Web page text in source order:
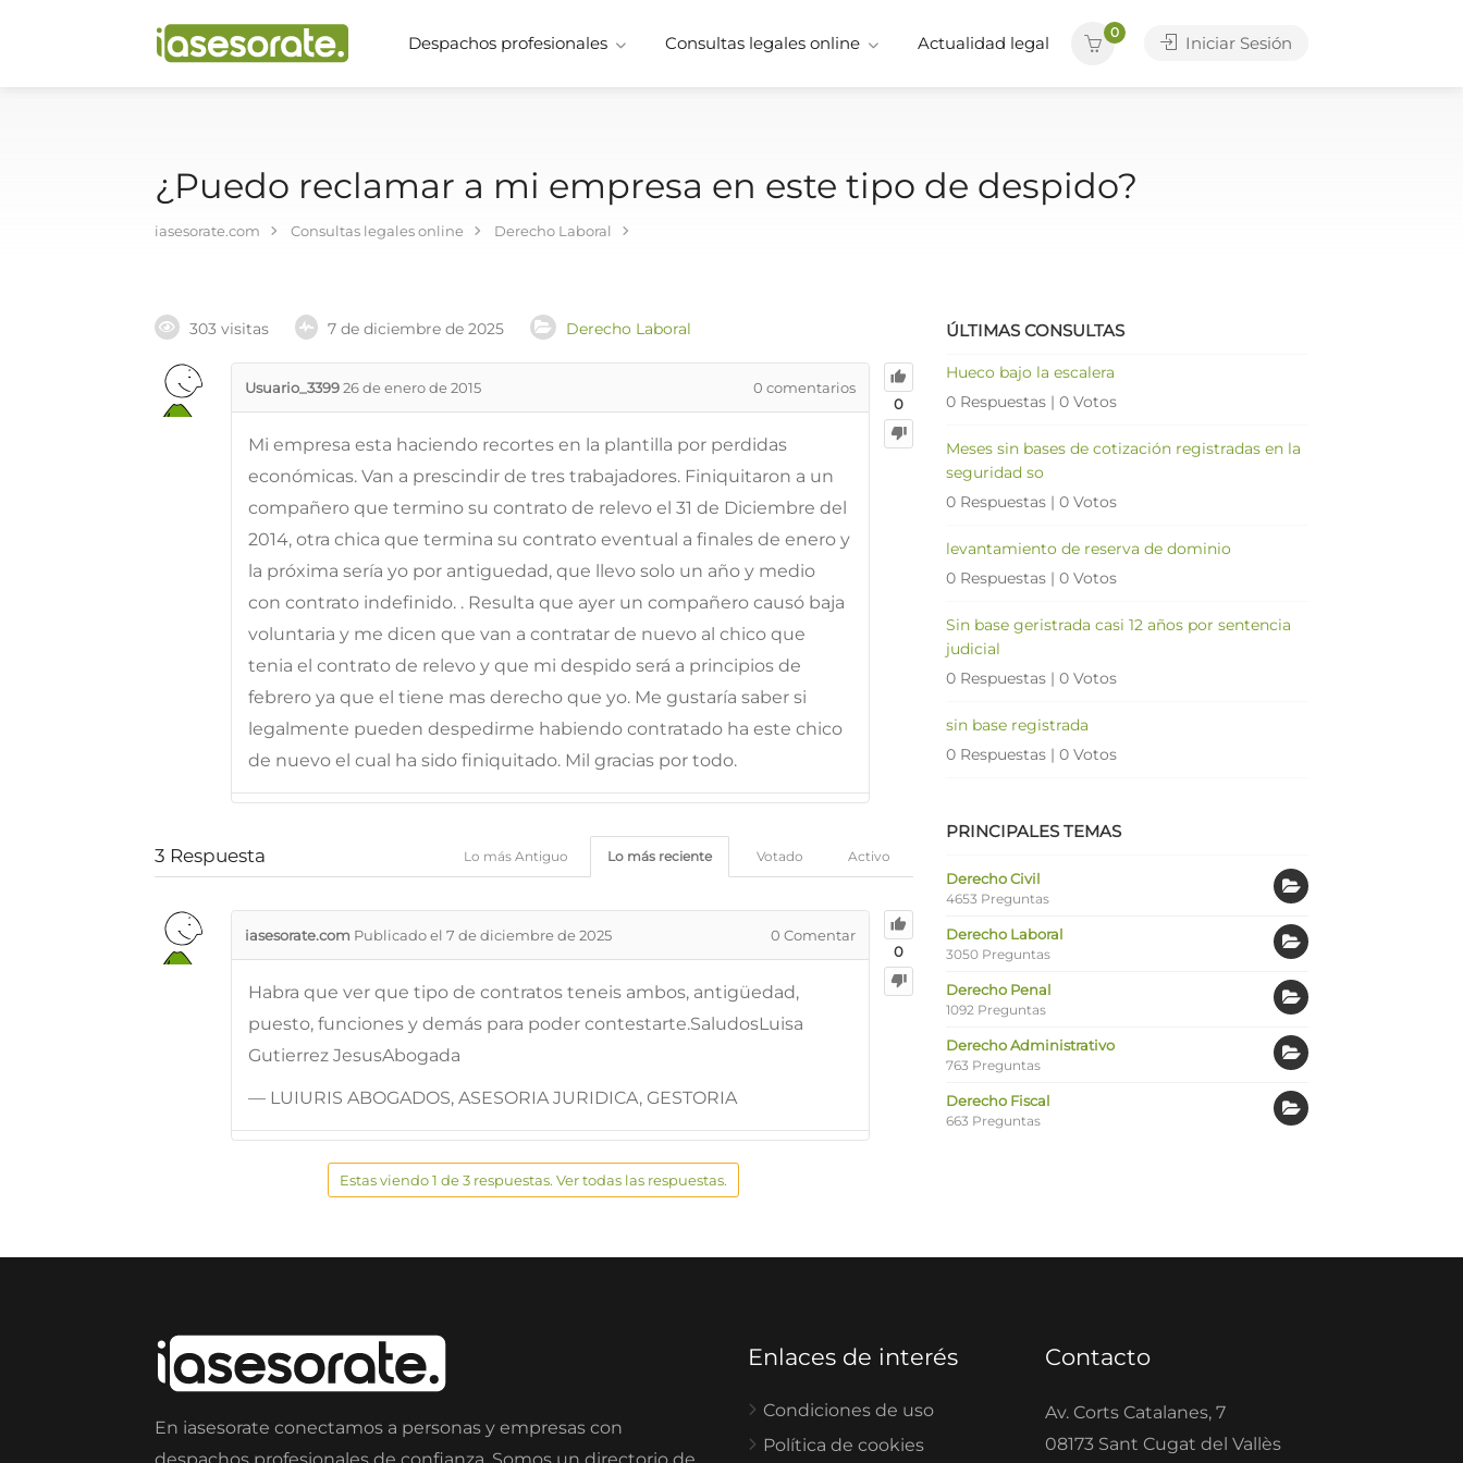
Despachos profesionales Consultas legales online Actualidad legal
0
Iniciar Sesión
¿Puedo reclamar a mi empresa en este tipo de despido?
iasesorate.com Consultas legales online Derecho Laboral
303 visitas 7 de diciembre de 2025 Derecho Laboral
0
Usuario_339926 de enero de 2015 0 comentarios
Mi empresa esta haciendo recortes en la plantilla por perdidas
económicas. Van a prescindir de tres trabajadores. Finiquitaron a un
compañero que termino su contrato de relevo el 31 de Diciembre del
2014, otra chica que termina su contrato eventual a finales de enero y
la próxima sería yo por antiguedad, que llevo solo un año y medio
con contrato indefinido. . Resulta que ayer un compañero causó baja
voluntaria y me dicen que van a contratar de nuevo al chico que
tenia el contrato de relevo y que mi despido será a principios de
febrero ya que el tiene mas derecho que yo. Me gustaría saber si
legalmente pueden despedirme habiendo contratado ha este chico
de nuevo el cual ha sido finiquitado. Mil gracias por todo.
3 Respuesta Activo
Votado
Lo más reciente
Lo más Antiguo
0
iasesorate.com Publicado el 7 de diciembre de 2025 0 Comentar
Habra que ver que tipo de contratos teneis ambos, antigüedad,
puesto, funciones y demás para poder contestarte.SaludosLuisa
Gutierrez JesusAbogada
— LUIURIS ABOGADOS, ASESORIA JURIDICA, GESTORIA
Estas viendo 1 de 3 respuestas. Ver todas las respuestas.
ÚLTIMAS CONSULTAS
Hueco bajo la escalera
0 Respuestas | 0 Votos
Meses sin bases de cotización registradas en la
seguridad so
0 Respuestas | 0 Votos
levantamiento de reserva de dominio
0 Respuestas | 0 Votos
Sin base geristrada casi 12 años por sentencia
judicial
0 Respuestas | 0 Votos
sin base registrada
0 Respuestas | 0 Votos
PRINCIPALES TEMAS
Derecho Civil
4653 Preguntas
Derecho Laboral
3050 Preguntas
Derecho Penal
1092 Preguntas
Derecho Administrativo
763 Preguntas
Derecho Fiscal
663 Preguntas
En iasesorate conectamos a personas y empresas con
Enlaces de interés
Condiciones de uso
Política de cookies
Contacto
Av. Corts Catalanes, 7
08173 Sant Cugat del Vallès